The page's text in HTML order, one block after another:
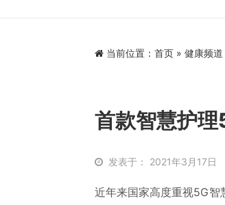
当前位置： 首页 » 健康频道
首款智慧护
发表于： 2021年3月17日
近年来国家高度重视5G